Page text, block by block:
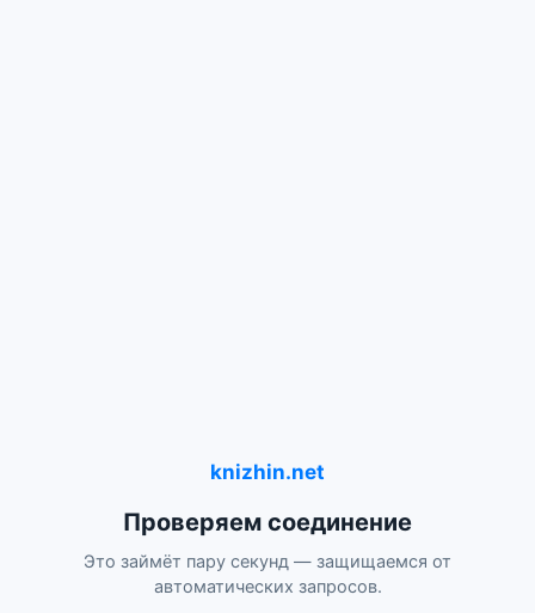
knizhin.net
Проверяем соединение
Это займёт пару секунд — защищаемся от
автоматических запросов.